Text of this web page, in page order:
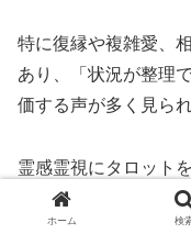
特に復縁や複雑愛、
あり、「状況が整理
価する声が多く見られ
霊感霊視にタロット
流れをバランス良く
を惹きつけています
ホーム 検